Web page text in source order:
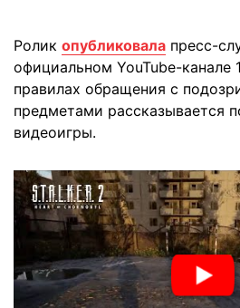
Ролик опубликовала пресс-
официальном YouTube-канале
правилах обращения с
предметами рассказывается
видеоигры.